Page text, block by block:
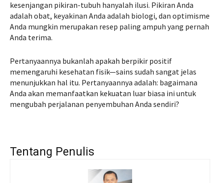
kesenjangan pikiran-tubuh hanyalah ilusi. Pikiran Anda
adalah obat, keyakinan Anda adalah biologi, dan optimisme
Anda mungkin merupakan resep paling ampuh yang pernah
Anda terima.
Pertanyaannya bukanlah apakah berpikir positif
memengaruhi kesehatan fisik—sains sudah sangat jelas
menunjukkan hal itu. Pertanyaannya adalah: bagaimana
Anda akan memanfaatkan kekuatan luar biasa ini untuk
mengubah perjalanan penyembuhan Anda sendiri?
Tentang Penulis